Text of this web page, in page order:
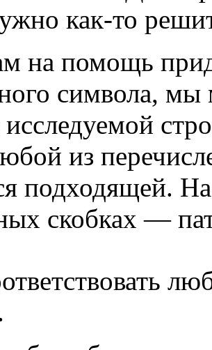
как-то
на помощь
символа,
из
подходящей.
скобках —